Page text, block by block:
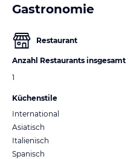
Gastronomie
Restaurant
Anzahl Restaurants insgesamt
1
Küchenstile
International
Asiatisch
Italienisch
Spanisch